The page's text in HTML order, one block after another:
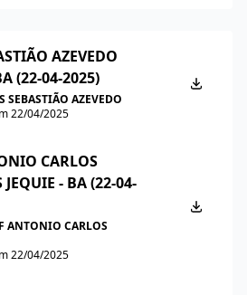
AZEVEDO
(22-04-2025)
SEBASTIÃO AZEVEDO
22/04/2025
CARLOS
- BA (22-04-
ANTONIO CARLOS
22/04/2025